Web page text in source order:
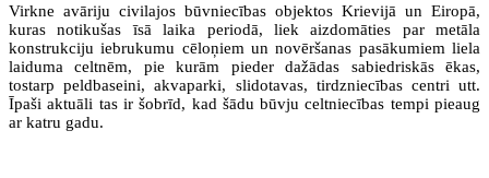
Virkne avāriju civilajos būvniecības objektos Krievijā un Eiropā,
kuras notikušas īsā laika periodā, liek aizdomāties par metāla
konstrukciju iebrukumu cēloņiem un novēršanas pasākumiem liela
laiduma celtnēm, pie kurām pieder dažādas sabiedriskās ēkas,
tostarp peldbaseini, akvaparki, slidotavas, tirdzniecības centri utt.
Īpaši aktuāli tas ir šobrīd, kad šādu būvju celtniecības tempi pieaug
ar katru gadu.